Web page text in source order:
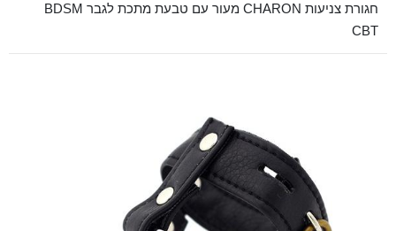
חגורת צניעות CHARON מעור עם טבעת מתכת לגבר BDSM
CBT